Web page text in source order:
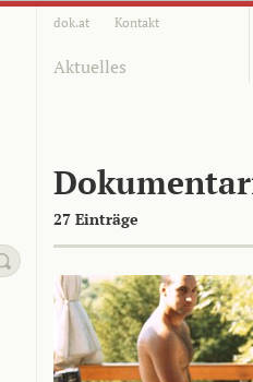
dok.at Kontakt
Aktuelles
27 Einträge